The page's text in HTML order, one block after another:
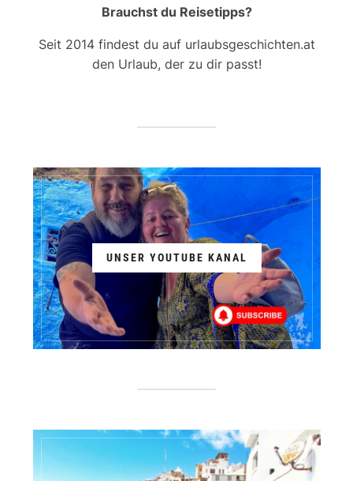
Brauchst du Reisetipps?
Seit 2014 findest du auf urlaubsgeschichten.at
den Urlaub, der zu dir passt!
UNSER YOUTUBE KANAL